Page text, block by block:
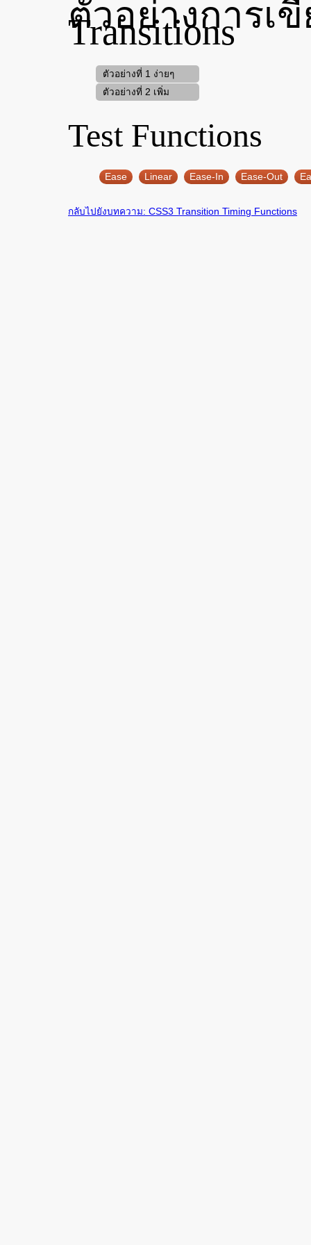
ตัวอย่างการเขี
Transitions
ตัวอย่างที่ 1 ง่ายๆ
ลอง click ครับ
ตัวอย่างที่ 2 เพิ่ม
Test Functions
Ease Linear Ease-In Ease-Out
กลับไปยังบทความ: CSS3 Transition Timing Functions